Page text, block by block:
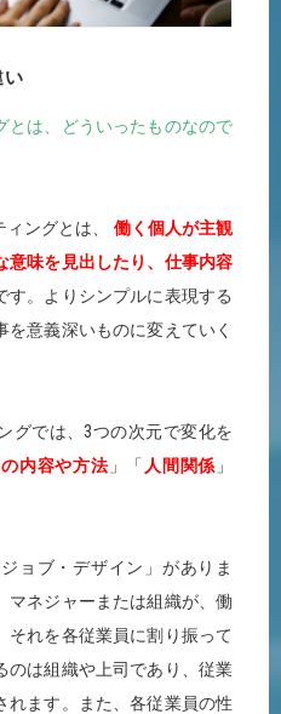
は、どういったものなので
ィングとは、 働く個人が主観
意味を見出したり、仕事内容
す。よりシンプルに表現する
意義深いものに変えていく
グでは、3つの次元で変化を
内容や方法 」「 人間関係 」
ョブ・デザイン」がありま
マネジャーまたは組織が、働
それを各従業員に割り振って
のは組織や上司であり、従業
れます。また、各従業員の性